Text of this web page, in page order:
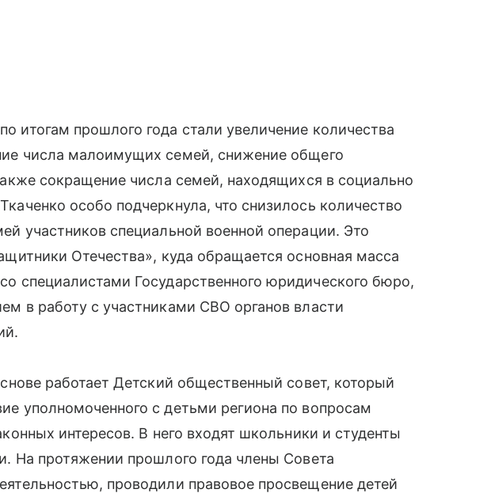
итогам прошлого года стали увеличение количества
числа малоимущих семей, снижение общего
сокращение числа семей, находящихся в социально
особо подчеркнула, что снизилось количество
участников специальной военной операции. Это
Отечества», куда обращается основная масса
специалистами Государственного юридического бюро,
в работу с участниками СВО органов власти
работает Детский общественный совет, который
уполномоченного с детьми региона по вопросам
интересов. В него входят школьники и студенты
На протяжении прошлого года члены Совета
проводили правовое просвещение детей